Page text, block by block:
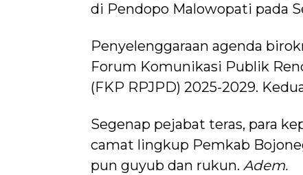
di Pendopo Malowopati pada
Penyelenggaraan agenda
Forum Komunikasi Publik
(FKP RPJPD) 2025-2029.
Segenap pejabat teras, para
camat lingkup Pemkab
pun guyub dan rukun. Adem.